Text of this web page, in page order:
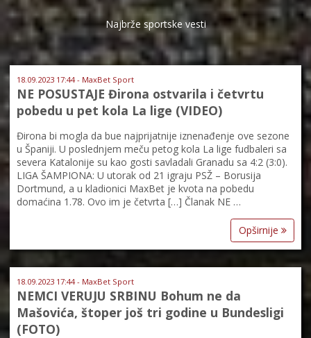
Najbrže sportske vesti
18.09.2023 17:44 - MaxBet Sport
NE POSUSTAJE Đirona ostvarila i četvrtu
pobedu u pet kola La lige (VIDEO)
Đirona bi mogla da bue najprijatnije iznenađenje ove sezone
u Španiji. U poslednjem meču petog kola La lige fudbaleri sa
severa Katalonije su kao gosti savladali Granadu sa 4:2 (3:0).
LIGA ŠAMPIONA: U utorak od 21 igraju PSŽ – Borusija
Dortmund, a u kladionici MaxBet je kvota na pobedu
domaćina 1.78. Ovo im je četvrta […] Članak NE …
Opširnije
18.09.2023 17:44 - MaxBet Sport
NEMCI VERUJU SRBINU Bohum ne da
Mašovića, štoper još tri godine u Bundesligi
(FOTO)